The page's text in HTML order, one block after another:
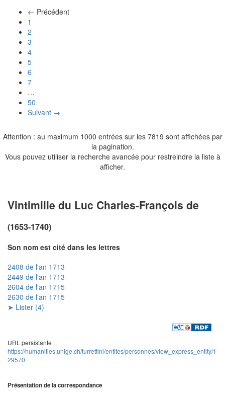
← Précédent
1
2
3
4
5
6
7
…
50
Suivant →
Attention : au maximum 1000 entrées sur les 7819 sont affichées par
la pagination.
Vous pouvez utiliser la recherche avancée pour restreindre la liste à
afficher.
Vintimille du Luc Charles-François de
(1653-1740)
Son nom est cité dans les lettres
2408 de l'an 1713
2449 de l'an 1713
2604 de l'an 1715
2630 de l'an 1715
➤ Lister (4)
URL persistante :
https://humanities.unige.ch/turrettini/entites/personnes/view_express_entity/1
29570
Présentation de la correspondance